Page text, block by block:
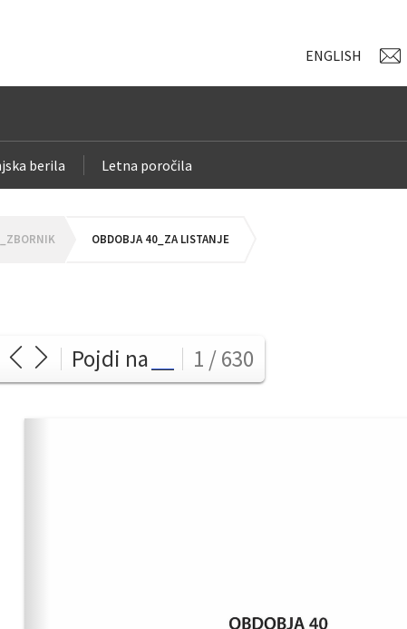
ENGLISH
berila Letna poročila
OBDOBJA 40_ZA LISTANJE
Pojdi na 1 / 630